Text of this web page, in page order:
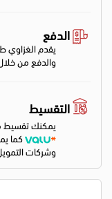
الدفع
يقدم الغزاوي
والدفع من
التقسيط
يمكنك تقسيط
كما
وشركات